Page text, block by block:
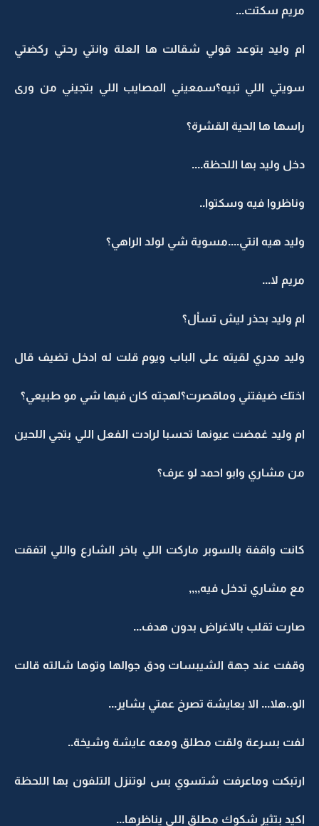
مريم سكتت...
ام وليد بتوعد قولي شقالت ها العلة وانتي رحتي ركضتي
سويتي اللي تبيه؟سمعيني المصايب اللي بتجيني من ورى
راسها ها الحية القشرة؟
دخل وليد بها اللحظة....
وناظروا فيه وسكتوا..
وليد هيه انتي....مسوية شي لولد الراهي؟
مريم لا...
ام وليد بحذر ليش تساْل؟
وليد مدري لقيته على الباب ويوم قلت له ادخل تضيف قال
اختك ضيفتني وماقصرت؟لهجته كان فيها شي مو طبيعي؟
ام وليد غمضت عيونها تحسبا لرادت الفعل اللي بتجي اللحين
من مشاري وابو احمد لو عرف؟
كانت واقفة بالسوبر ماركت اللي باخر الشارع واللي اتفقت
مع مشاري تدخل فيه,,,,
صارت تقلب بالاغراض بدون هدف...
وقفت عند جهة الشيبسات ودق جوالها وتوها شالته قالت
الو..هلا... الا بعايشة تصرخ عمتي بشاير...
لفت بسرعة ولقت مطلق ومعه عايشة وشيخة..
ارتبكت وماعرفت شتسوي بس لوتنزل التلفون بها اللحظة
اكيد بتثير شكوك مطلق اللي يناظرها...